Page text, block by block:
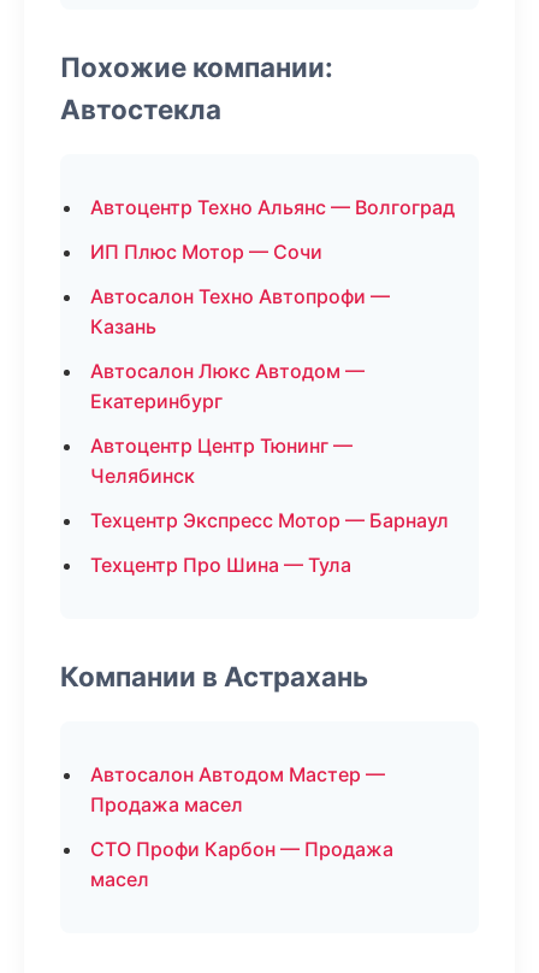
Похожие компании:
Автостекла
Автоцентр Техно Альянс — Волгоград
ИП Плюс Мотор — Сочи
Автосалон Техно Автопрофи —
Казань
Автосалон Люкс Автодом —
Екатеринбург
Автоцентр Центр Тюнинг —
Челябинск
Техцентр Экспресс Мотор — Барнаул
Техцентр Про Шина — Тула
Компании в Астрахань
Автосалон Автодом Мастер —
Продажа масел
СТО Профи Карбон — Продажа
масел